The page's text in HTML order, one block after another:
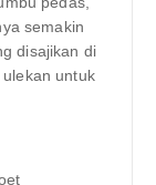
semakin
disajikan di
untuk